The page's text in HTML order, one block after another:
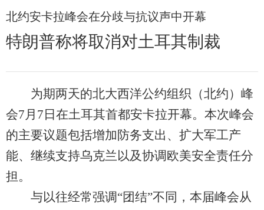
北约安卡拉峰会在分歧与抗议声中开幕
特朗普称将取消对土耳其制裁
为期两天的北大西洋公约组织（北约）峰
会7月7日在土耳其首都安卡拉开幕。本次峰会
的主要议题包括增加防务支出、扩大军工产
能、继续支持乌克兰以及协调欧美安全责任分
担。
与以往经常强调“团结”不同，本届峰会从